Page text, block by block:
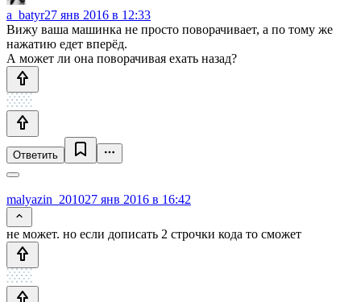
a_batyr27 янв 2016 в 12:33
Вижу ваша машинка не просто поворачивает, а по тому же
нажатию едет вперёд.
А может ли она поворачивая ехать назад?
Ответить
malyazin_201027 янв 2016 в 16:42
не может. но если дописать 2 строчки кода то сможет